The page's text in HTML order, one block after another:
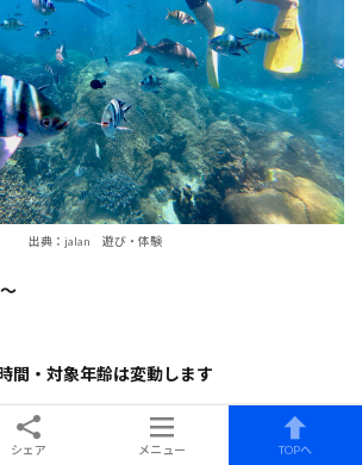
出典：jalan 遊び・体験
間・対象年齢は変動します
シェア メニュー TOPへ